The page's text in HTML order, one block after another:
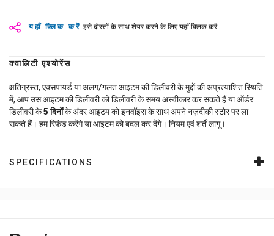
यहाँ क्लिक करें इसे दोस्तों के साथ शेयर करने के लिए यहाँ क्लिक करें
क्वालिटी एश्योरेंस
क्षतिग्रस्त, एक्सपायर्ड या अलग/गलत आइटम की डिलीवरी के मुद्दों की अप्रत्याशित स्थिति
में, आप उस आइटम की डिलीवरी को डिलीवरी के समय अस्वीकार कर सकते हैं या ऑर्डर
डिलीवरी के5 दिनोंके अंदर आइटम को इनवॉइस के साथ अपने नज़दीकी स्टोर पर ला
सकते हैं। हम रिफंड करेंगे या आइटम को बदल कर देंगे। नियम एवं शर्तें लागू।
SPECIFICATIONS